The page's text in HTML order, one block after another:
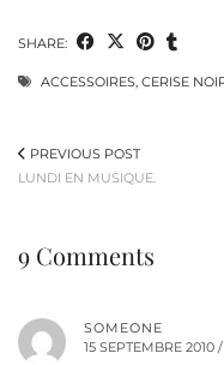
SHARE:
ACCESSOIRES, CERISE
PREVIOUS POST
LUNDI EN MUSIQUE.
9 Comments
SOMEONE
15 SEPTEMBRE 2010